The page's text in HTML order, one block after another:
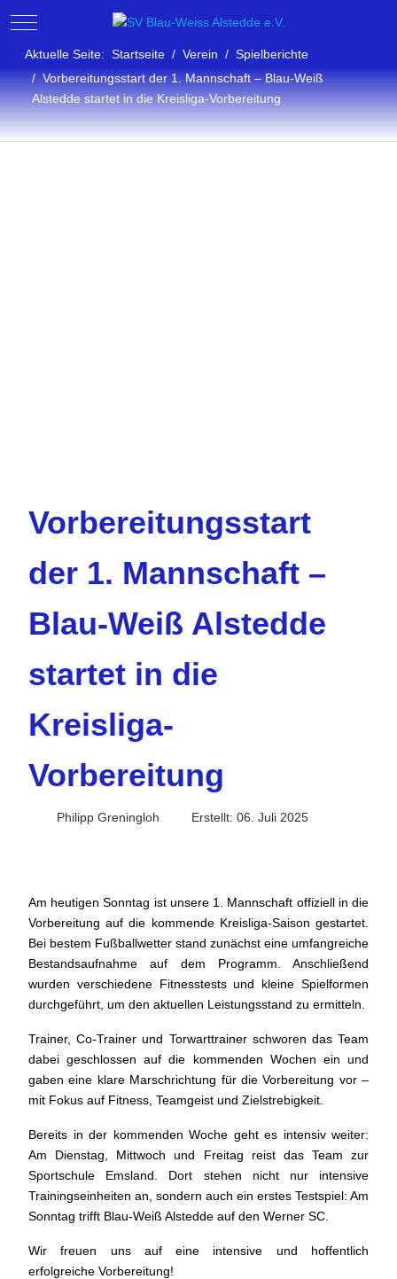
Mobile Menu Toggle
Aktuelle Seite: Startseite Verein
Spielberichte
Vorbereitungsstart der 1. Mannschaft – Blau-Weiß
Alstedde startet in die Kreisliga-Vorbereitung
Vorbereitungsstart
der 1. Mannschaft –
Blau-Weiß Alstedde
startet in die
Kreisliga-
Vorbereitung
Philipp Greningloh Erstellt: 06. Juli 2025
Am heutigen Sonntag ist unsere 1. Mannschaft offiziell in die
Vorbereitung auf die kommende Kreisliga-Saison gestartet.
Bei bestem Fußballwetter stand zunächst eine umfangreiche
Bestandsaufnahme auf dem Programm. Anschließend
wurden verschiedene Fitnesstests und kleine Spielformen
durchgeführt, um den aktuellen Leistungsstand zu ermitteln.
Trainer, Co-Trainer und Torwarttrainer schworen das Team
dabei geschlossen auf die kommenden Wochen ein und
gaben eine klare Marschrichtung für die Vorbereitung vor –
mit Fokus auf Fitness, Teamgeist und Zielstrebigkeit.
Bereits in der kommenden Woche geht es intensiv weiter:
Am Dienstag, Mittwoch und Freitag reist das Team zur
Sportschule Emsland. Dort stehen nicht nur intensive
Trainingseinheiten an, sondern auch ein erstes Testspiel: Am
Sonntag trifft Blau-Weiß Alstedde auf den Werner SC.
Wir freuen uns auf eine intensive und hoffentlich
erfolgreiche Vorbereitung!